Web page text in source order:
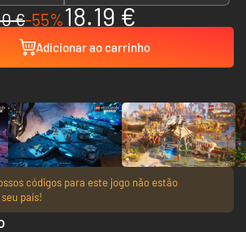
€-55%18.19 €
Adicionar ao carrinho
códigos para este jogo não estão
país!